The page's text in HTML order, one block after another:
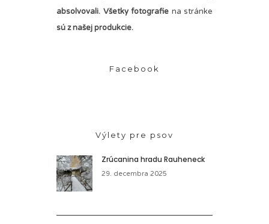
absolvovali. Všetky fotografie na stránke
sú z našej produkcie.
Facebook
Výlety pre psov
Zrúcanina hradu Rauheneck
29. decembra 2025